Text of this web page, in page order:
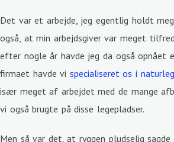
Det var et arbejde, jeg egentlig holdt
også, at min arbejdsgiver var meget
efter nogle år havde jeg da også opnået
firmaet havde vi specialiseret os i
især meget af arbejdet med de mange
vi også brugte på disse legepladser.
Men så var det, at ryggen pludselig